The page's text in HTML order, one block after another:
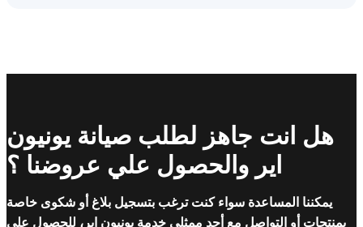
هل انت جاهز لطلب صيانة يونيون
اير والحصول علي عروضنا ؟
يمكننا المساعدة سواء كنت ترغب بتسجيل بلاغ أو شكوى خاصة
بمنتجات أو التواصل مع أحد ممثلي خدمة يونيون اير، للحصول على